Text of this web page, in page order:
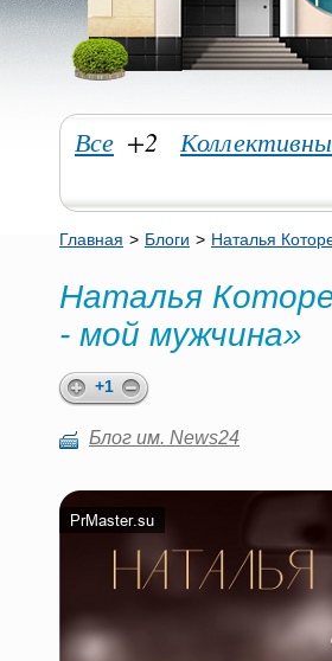
Все +2
Главная > Блоги > Наталья
Наталья
- мой мужчина»
+1
Блог им. News24